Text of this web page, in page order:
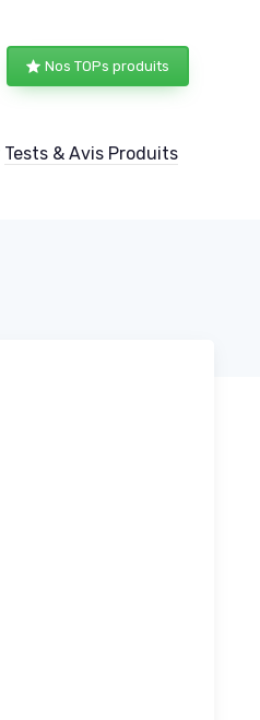
Nos TOPs produits
Tests & Avis Produits